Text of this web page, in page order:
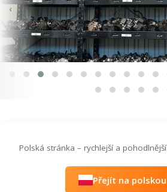
‹
Polská stránka – rychlejší a
Přejít na